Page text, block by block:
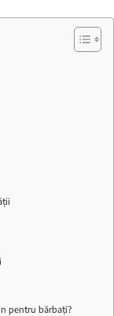
pentru bărbați?